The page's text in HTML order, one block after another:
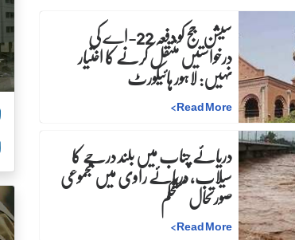
سیشن جج کو دفعہ 22-اے کی
درخواستیں منتقل کرنے کا اختیار
نہیں: لاہور ہائیکورٹ
Read More
>
دریائے چناب میں بلند درجے کا
سیلاب، دریائے راوی میں مجموعی
صورتحال مستحکم
Read More
>